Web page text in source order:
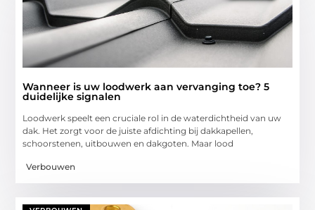
Wanneer is uw loodwerk aan vervanging toe? 5
duidelijke signalen
Loodwerk speelt een cruciale rol in de waterdichtheid van uw
dak. Het zorgt voor de juiste afdichting bij dakkapellen,
schoorstenen, uitbouwen en dakgoten. Maar lood
Verbouwen